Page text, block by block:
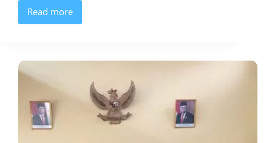
Read more
Merakit
Robot
Kalangan
Pelajar
SD
Ciamis